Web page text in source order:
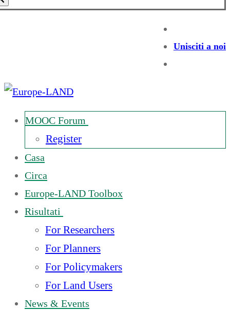
Unisciti a noi
MOOC Forum
Register
Casa
Circa
Europe-LAND Toolbox
Risultati
For Researchers
For Planners
For Policymakers
For Land Users
News & Events